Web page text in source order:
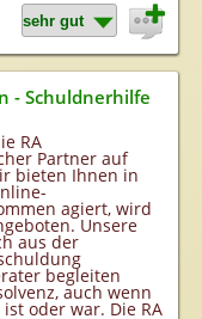
- Schuldnerhilfe
RA
Partner auf
bieten Ihnen in
agiert, wird
Unsere
aus der
begleiten
auch wenn
oder war. Die RA